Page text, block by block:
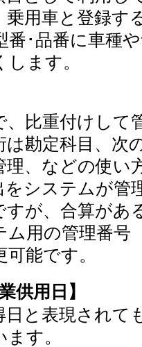
乗用車と登録す
番･品番に車種
ます。
、比重付けして
勘定科目、次
理、などの使い
をシステムが管
すが、合算があ
ム用の管理番号
能です。
供用日】
日と表現されて
す。